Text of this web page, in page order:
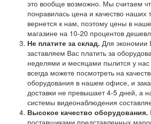
это вообще возможно. Мы считаем
понравилась цена и качество наших
вернется к нам, поэтому цены в
магазине на 10-20 процентов
Не платите за склад. Для
заставляем Вас платить за
неделями и месяцами пылится у
всегда можете посмотреть на
оборудования в нашем офисе, и
доставки не превышает 4-5 дней, а
системы видеонаблюдения
Высокое качество оборудования.